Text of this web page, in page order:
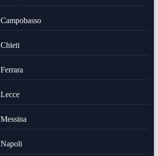
Campobasso
Chieti
Ferrara
Lecce
Messina
Napoli